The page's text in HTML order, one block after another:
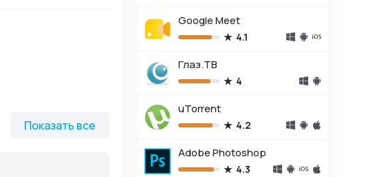
Показать все
Google Meet
4.1
Глаз.ТВ
4
uTorrent
4.2
Adobe Photoshop
4.3